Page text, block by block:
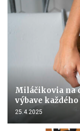
Miláčikovia na
výbave
25.4.2025